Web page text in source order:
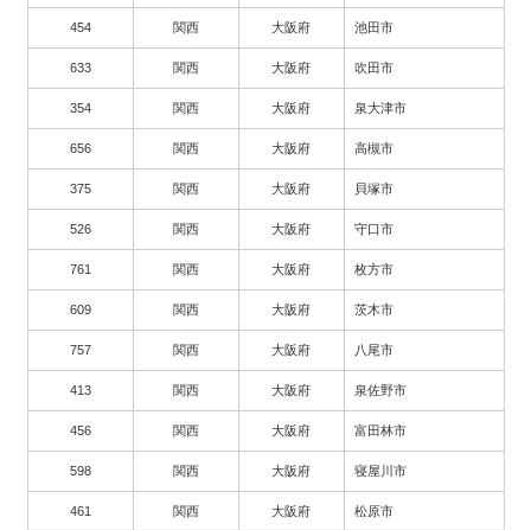
454 関西 大阪府 池田市
633 関西 大阪府 吹田市
354 関西 大阪府 泉大津市
656 関西 大阪府 高槻市
375 関西 大阪府 貝塚市
526 関西 大阪府 守口市
761 関西 大阪府 枚方市
609 関西 大阪府 茨木市
757 関西 大阪府 八尾市
413 関西 大阪府 泉佐野市
456 関西 大阪府 富田林市
598 関西 大阪府 寝屋川市
461 関西 大阪府 松原市